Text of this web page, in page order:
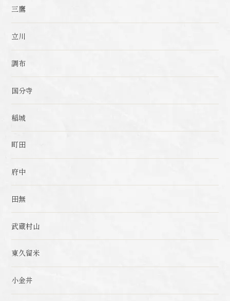
三鷹
立川
調布
国分寺
稲城
町田
府中
田無
武蔵村山
東久留米
小金井